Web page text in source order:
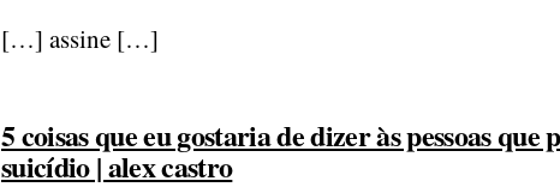
[…] assine […]
5 coisas que eu gostaria de dizer às pessoas que
suicídio | alex castrodiz: